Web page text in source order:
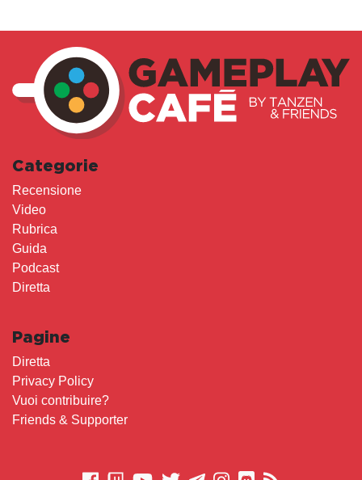
Categorie
Recensione
Video
Rubrica
Guida
Podcast
Diretta
Pagine
Diretta
Privacy Policy
Vuoi contribuire?
Friends & Supporter